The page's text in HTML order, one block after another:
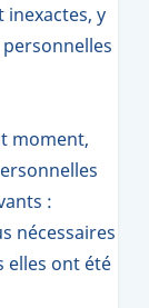
inexactes, y
moment,
:
nécessaires
elles ont été